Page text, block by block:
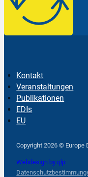
Kontakt
Veranstaltungen
Publikationen
EDIs
EU
Copyright 2026 © Europe
Webdesign by qlp